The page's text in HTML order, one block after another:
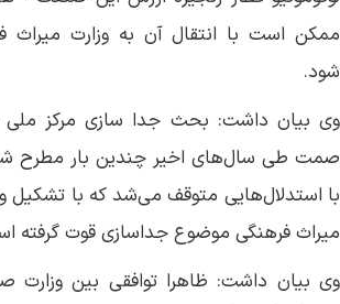
ممکن است با انتقال آن به وزارت میراث
شود.
وی بیان داشت: بحث جدا سازی مرکز ملی
صمت طی سال‌های اخیر چندین بار مطرح
با استدلال‌هایی متوقف می‌شد که با تشکیل
میراث فرهنگی موضوع جداسازی قوت گرفته
وی بیان داشت: ظاهرا توافقی بین وزارت